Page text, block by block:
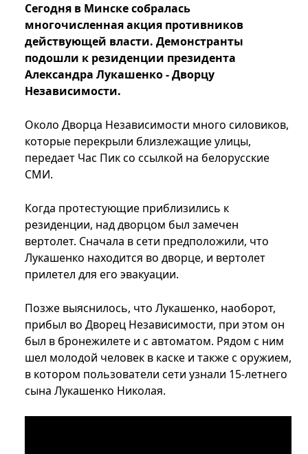
Сегодня в Минске собралась
многочисленная акция противников
действующей власти. Демонстранты
подошли к резиденции президента
Александра Лукашенко - Дворцу
Независимости.
Около Дворца Независимости много силовиков,
которые перекрыли близлежащие улицы,
передает Час Пик со ссылкой на белорусские
СМИ.
Когда протестующие приблизились к
резиденции, над дворцом был замечен
вертолет. Сначала в сети предположили, что
Лукашенко находится во дворце, и вертолет
прилетел для его эвакуации.
Позже выяснилось, что Лукашенко, наоборот,
прибыл во Дворец Независимости, при этом он
был в бронежилете и с автоматом. Рядом с ним
шел молодой человек в каске и также с оружием,
в котором пользователи сети узнали 15-летнего
сына Лукашенко Николая.